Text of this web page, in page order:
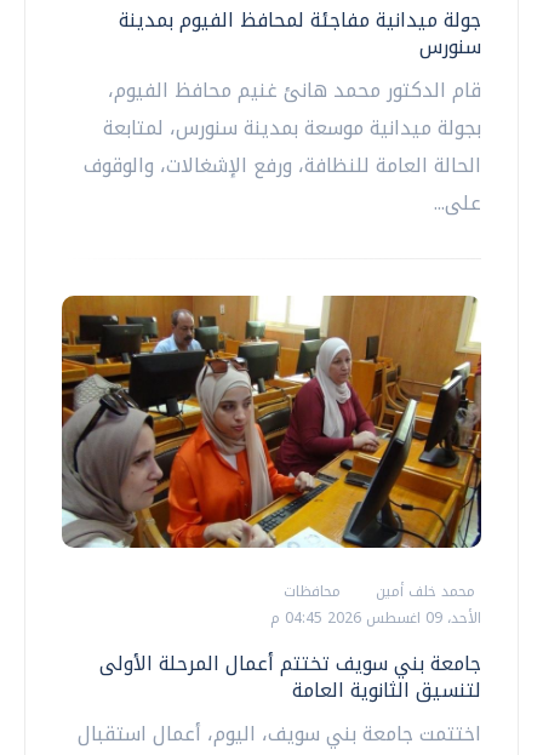
جولة ميدانية مفاجئة لمحافظ الفيوم بمدينة
سنورس
قام الدكتور محمد هانئ غنيم محافظ الفيوم،
بجولة ميدانية موسعة بمدينة سنورس، لمتابعة
الحالة العامة للنظافة، ورفع الإشغالات، والوقوف
على...
محمد خلف أمين
محافظات
الأحد، 09 اغسطس 2026 04:45 م
جامعة بني سويف تختتم أعمال المرحلة الأولى
لتنسيق الثانوية العامة
اختتمت جامعة بني سويف، اليوم، أعمال استقبال